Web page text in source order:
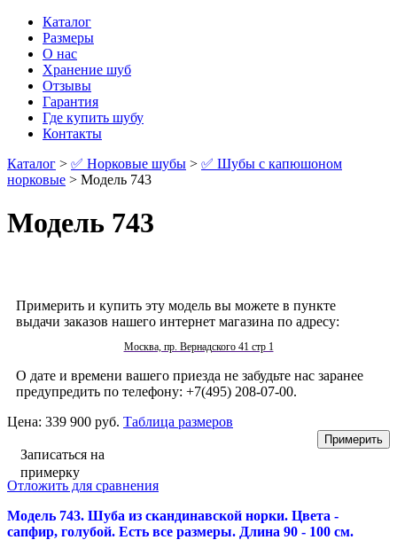
Каталог
Размеры
О нас
Хранение шуб
Отзывы
Гарантия
Где купить шубу
Контакты
Каталог > ✅ Норковые шубы > ✅ Шубы с капюшоном
норковые > Модель 743
Модель 743
Примерить и купить эту модель вы можете в пункте
выдачи заказов нашего интернет магазина по адресу:
Москва, пр. Вернадского 41 стр 1
О дате и времени вашего приезда не забудьте нас заранее
предупредить по телефону: +7(495) 208-07-00.
Цена: 339 900 руб. Таблица размеров
Записаться на
примерку
Отложить для сравнения
Модель 743. Шуба из скандинавской норки. Цвета -
сапфир, голубой. Есть все размеры. Длина 90 - 100 см.